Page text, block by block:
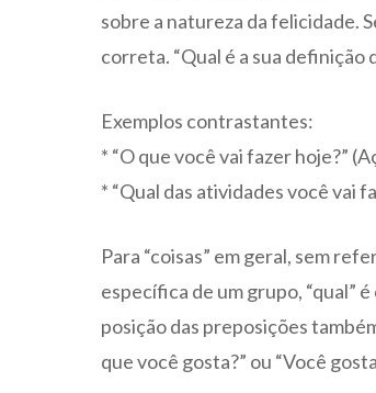
sobre a natureza da felicidade.
correta. “Qual é a sua
Exemplos contrastantes:
* “O que você vai fazer hoje?”
* “Qual das atividades você vai
Para “coisas” em geral, sem
específica de um grupo, “qual”
posição das preposições
que você gosta?” ou “Você